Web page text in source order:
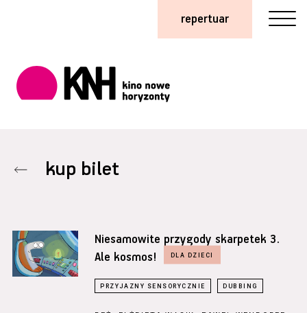
repertuar
kup bilet
Niesamowite przygody skarpetek 3.
Ale kosmos!